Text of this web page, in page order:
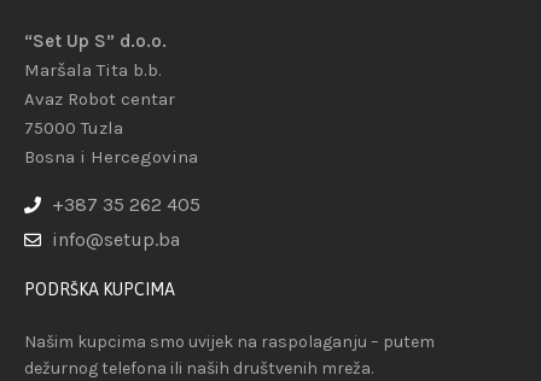
“Set Up S” d.o.o.
Maršala Tita b.b.
Avaz Robot centar
75000 Tuzla
Bosna i Hercegovina
+387 35 262 405
info@setup.ba
PODRŠKA KUPCIMA
Našim kupcima smo uvijek na raspolaganju – putem
dežurnog telefona ili naših društvenih mreža.